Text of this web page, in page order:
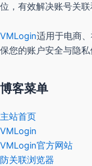
位，有效解决账号关联
VMLogin适用于电商
保您的账户安全与隐私
博客菜单
主站首页
VMLogin
VMLogin官方网站
防关联浏览器